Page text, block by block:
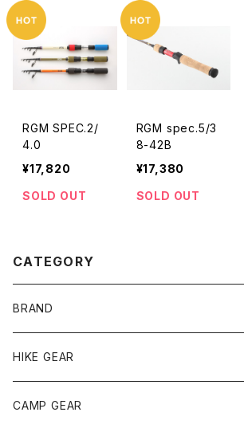
RGM SPEC.2/
4.0
¥17,820
SOLD OUT
RGM spec.5/3
8-42B
¥17,380
SOLD OUT
CATEGORY
BRAND
andwander
ANOBA
HIKE GEAR
テント、シェルター
CAMP GEAR